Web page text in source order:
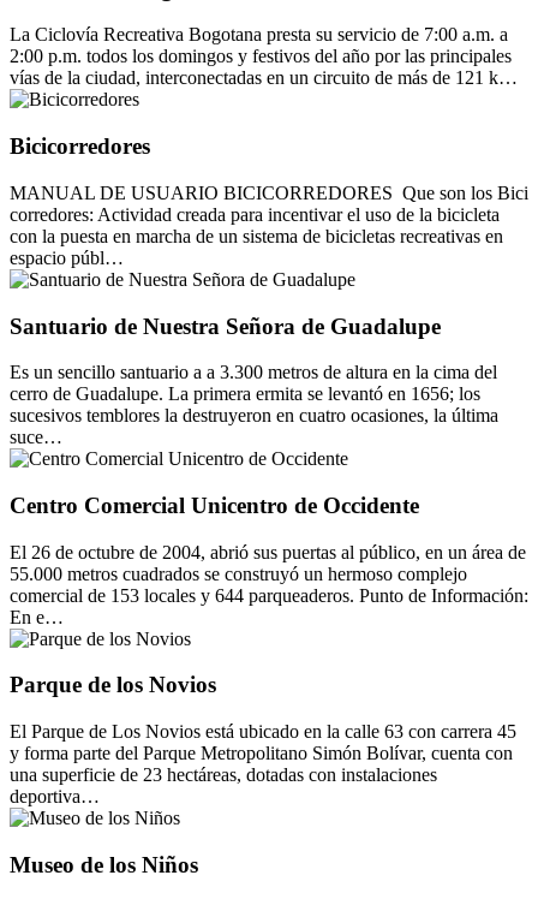
La Ciclovía Recreativa Bogotana presta su servicio de 7:00 a.m. a
2:00 p.m. todos los domingos y festivos del año por las principales
vías de la ciudad, interconectadas en un circuito de más de 121 k…
Bicicorredores
MANUAL DE USUARIO BICICORREDORES Que son los Bici
corredores: Actividad creada para incentivar el uso de la bicicleta
con la puesta en marcha de un sistema de bicicletas recreativas en
espacio públ…
Santuario de Nuestra Señora de Guadalupe
Es un sencillo santuario a a 3.300 metros de altura en la cima del
cerro de Guadalupe. La primera ermita se levantó en 1656; los
sucesivos temblores la destruyeron en cuatro ocasiones, la última
suce…
Centro Comercial Unicentro de Occidente
El 26 de octubre de 2004, abrió sus puertas al público, en un área de
55.000 metros cuadrados se construyó un hermoso complejo
comercial de 153 locales y 644 parqueaderos. Punto de Información:
En e…
Parque de los Novios
El Parque de Los Novios está ubicado en la calle 63 con carrera 45
y forma parte del Parque Metropolitano Simón Bolívar, cuenta con
una superficie de 23 hectáreas, dotadas con instalaciones
deportiva…
Museo de los Niños